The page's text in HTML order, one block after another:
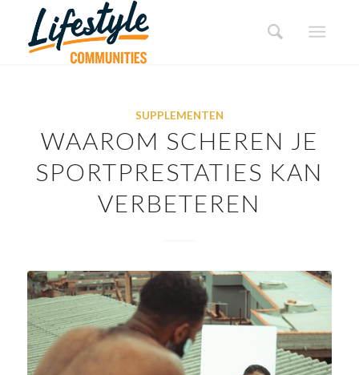
SUPPLEMENTEN
WAAROM SCHEREN JE
SPORTPRESTATIES KAN
VERBETEREN